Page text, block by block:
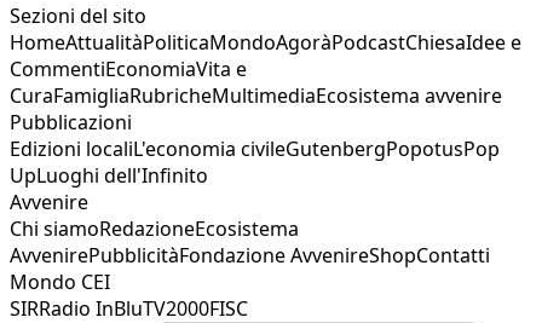
Sezioni del sito
HomeAttualitàPoliticaMondoAgoràPodcastChiesaIdee e
CommentiEconomiaVita e
CuraFamigliaRubricheMultimediaEcosistema avvenire
Pubblicazioni
Edizioni localiL'economia civileGutenbergPopotusPop
UpLuoghi dell'Infinito
Avvenire
Chi siamoRedazioneEcosistema
AvvenirePubblicitàFondazione AvvenireShopContatti
Mondo CEI
SIRRadio InBluTV2000FISC